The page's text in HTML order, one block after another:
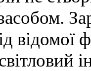
відомої